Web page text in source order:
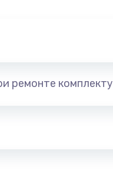
ремонте